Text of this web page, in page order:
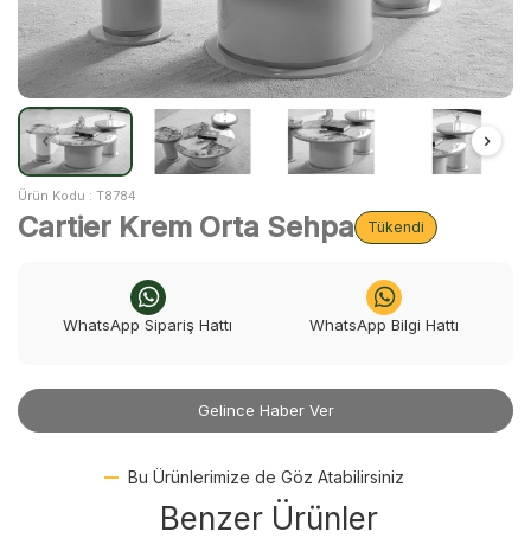
Ürün Kodu : T8784
Cartier Krem Orta Sehpa Tükendi
WhatsApp Sipariş Hattı WhatsApp Bilgi Hattı
Gelince Haber Ver
Bu Ürünlerimize de Göz Atabilirsiniz
Benzer Ürünler